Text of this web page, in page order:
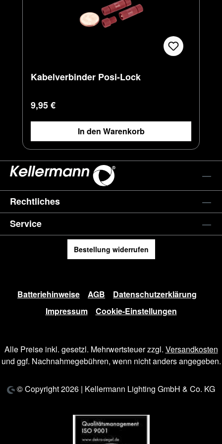
Kabelverbinder Posi-Lock
Regulärer Preis:
9,95 €
In den Warenkorb
Rechtliches
Service
Bestellung widerrufen
Batteriehinweise AGB
Datenschutzerklärung
Impressum
Cookie-Einstellungen
Alle Preise inkl. gesetzl. Mehrwertsteuer zzgl. Versandkosten
und ggf. Nachnahmegebühren, wenn nicht anders angegeben.
© Copyright 2026 | Kellermann Lighting GmbH & Co. KG